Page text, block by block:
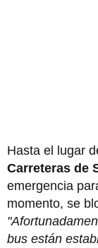
Hasta el lugar
Carreteras de
emergencia
momento, se
bus están